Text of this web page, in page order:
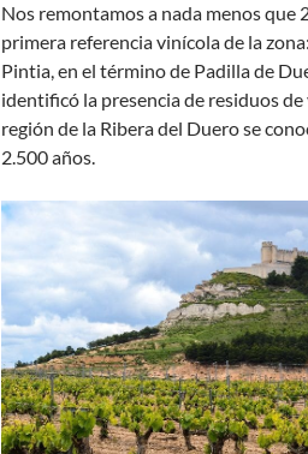
Nos remontamos a nada menos que
primera referencia vinícola de la
Pintia, en el término de Padilla de
identificó la presencia de residuos
región de la Ribera del Duero se
2.500 años.